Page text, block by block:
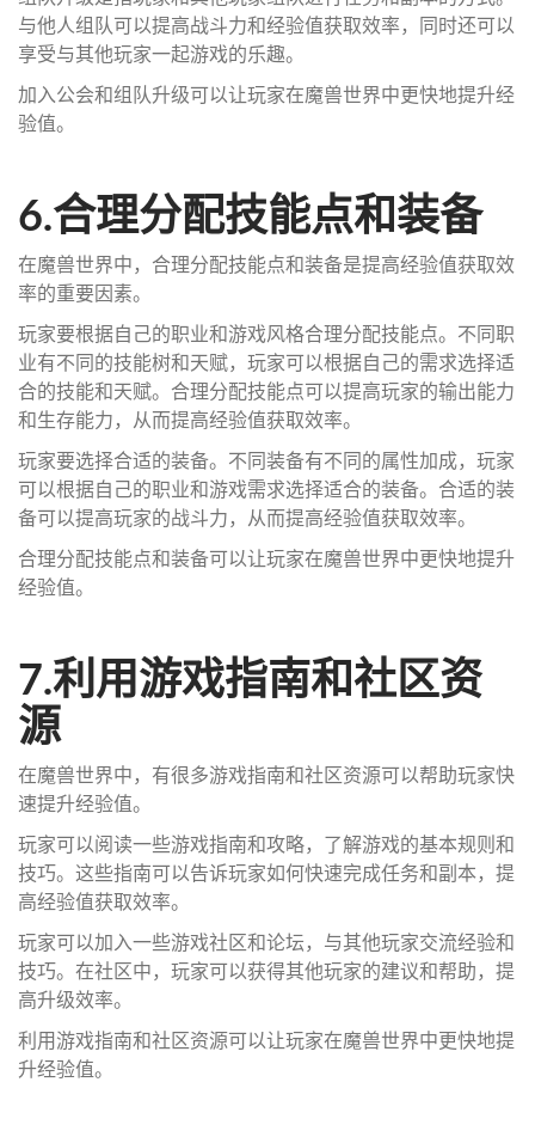
与他人组队可以提高战斗力和经验值获取效率，同时还可以
享受与其他玩家一起游戏的乐趣。
加入公会和组队升级可以让玩家在魔兽世界中更快地提升经
验值。
6.合理分配技能点和装备
在魔兽世界中，合理分配技能点和装备是提高经验值获取效
率的重要因素。
玩家要根据自己的职业和游戏风格合理分配技能点。不同职
业有不同的技能树和天赋，玩家可以根据自己的需求选择适
合的技能和天赋。合理分配技能点可以提高玩家的输出能力
和生存能力，从而提高经验值获取效率。
玩家要选择合适的装备。不同装备有不同的属性加成，玩家
可以根据自己的职业和游戏需求选择适合的装备。合适的装
备可以提高玩家的战斗力，从而提高经验值获取效率。
合理分配技能点和装备可以让玩家在魔兽世界中更快地提升
经验值。
7.利用游戏指南和社区资
源
在魔兽世界中，有很多游戏指南和社区资源可以帮助玩家快
速提升经验值。
玩家可以阅读一些游戏指南和攻略，了解游戏的基本规则和
技巧。这些指南可以告诉玩家如何快速完成任务和副本，提
高经验值获取效率。
玩家可以加入一些游戏社区和论坛，与其他玩家交流经验和
技巧。在社区中，玩家可以获得其他玩家的建议和帮助，提
高升级效率。
利用游戏指南和社区资源可以让玩家在魔兽世界中更快地提
升经验值。